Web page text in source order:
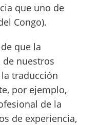
que uno de
Congo).
que la
nuestros
traducción
por ejemplo,
de la
de experiencia,